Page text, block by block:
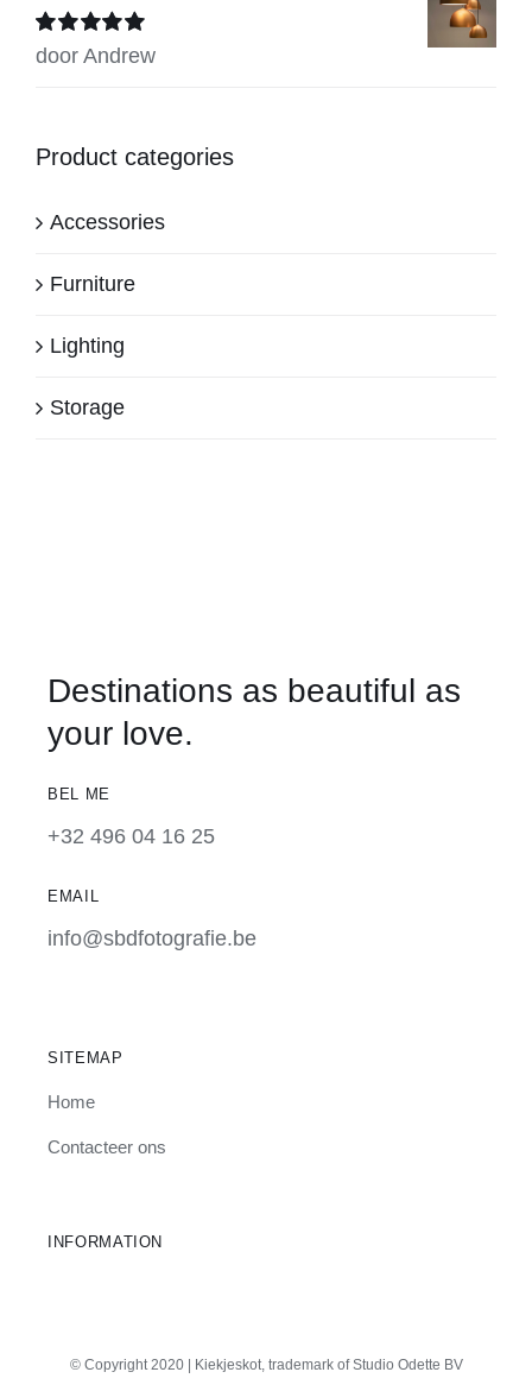
Beoordeeld
door Andrew
Product categories
Accessories
Furniture
Lighting
Storage
Destinations as beautiful as
your love.
BEL ME
+32 496 04 16 25
EMAIL
info@sbdfotografie.be
SITEMAP
Home
Contacteer ons
INFORMATION
© Copyright 2020 | Kiekjeskot, trademark of Studio Odette BV